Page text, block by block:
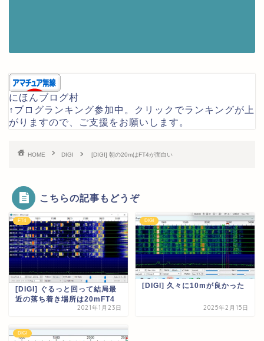
にほんブログ村
↑ブログランキング参加中。クリックでランキングが上
がりますので、ご支援をお願いします。
HOME DIGI [DIGI] 朝の20mはFT4が面白い
こちらの記事もどうぞ
FT4
[DIGI] ぐるっと回って結局最
近の落ち着き場所は20mFT4
2021年1月23日
DIGI
[DIGI] 久々に10mが良かった
2025年2月15日
DIGI